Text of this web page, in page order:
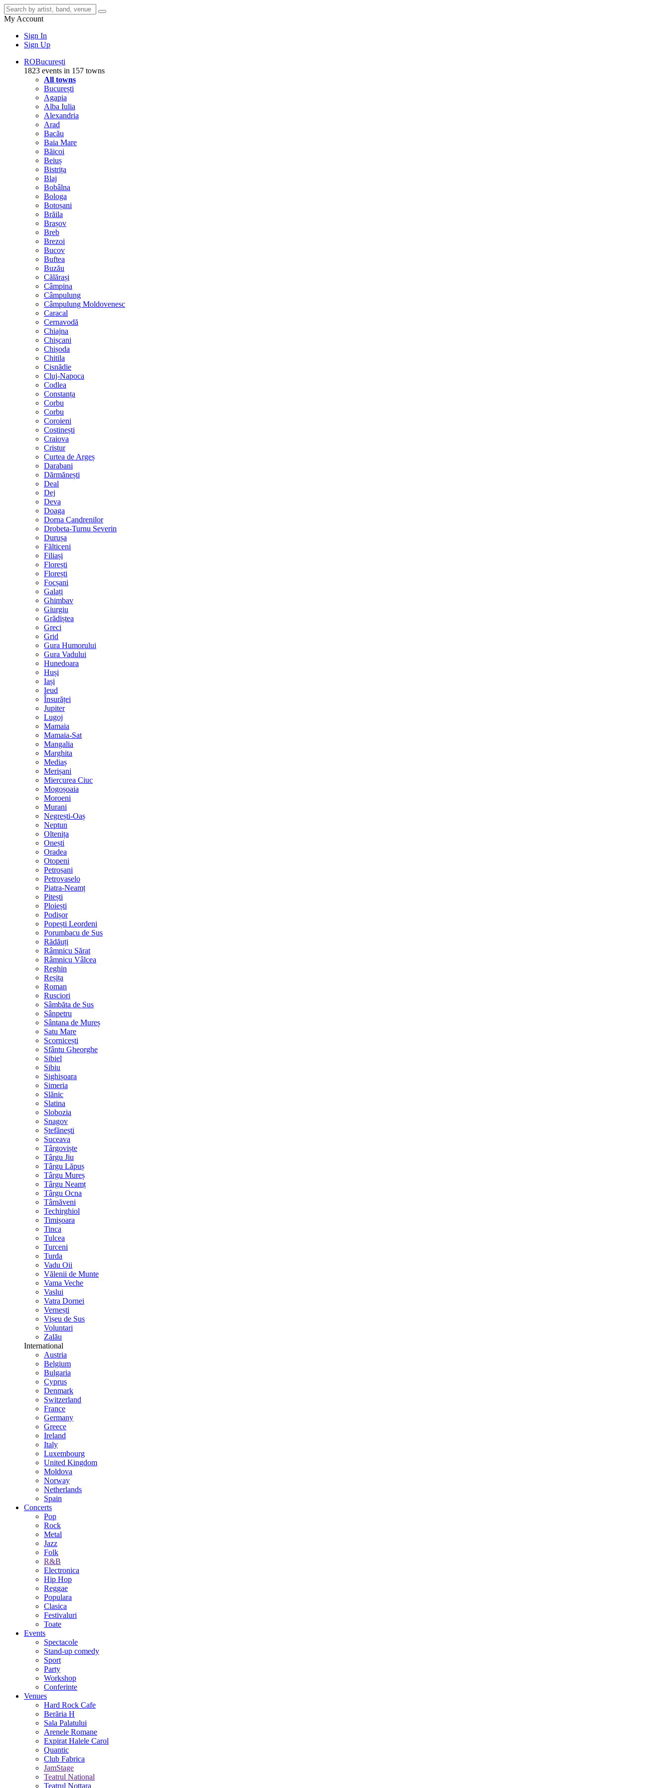
My Account
Sign In
Sign Up
ROBucurești
1823 events in 157 towns
All towns
București
Agapia
Alba Iulia
Alexandria
Arad
Bacău
Baia Mare
Băicoi
Beiuș
Bistrița
Blaj
Bobâlna
Bologa
Botoșani
Brăila
Brașov
Breb
Brezoi
Bucov
Buftea
Buzău
Călărași
Câmpina
Câmpulung
Câmpulung Moldovenesc
Caracal
Cernavodă
Chiajna
Chișcani
Chișoda
Chitila
Cisnădie
Cluj-Napoca
Codlea
Constanța
Corbu
Corbu
Coroieni
Costinești
Craiova
Cristur
Curtea de Argeș
Darabani
Dărmănești
Deal
Dej
Deva
Doaga
Dorna Candrenilor
Drobeta-Turnu Severin
Durușa
Fălticeni
Filiași
Florești
Florești
Focșani
Galați
Ghimbav
Giurgiu
Grădiștea
Greci
Grid
Gura Humorului
Gura Vadului
Hunedoara
Huși
Iași
Ieud
Însurăței
Jupiter
Lugoj
Mamaia
Mamaia-Sat
Mangalia
Marghita
Mediaș
Merișani
Miercurea Ciuc
Mogoșoaia
Moroeni
Murani
Negrești-Oaș
Neptun
Oltenița
Onești
Oradea
Otopeni
Petroșani
Petrovaselo
Piatra-Neamț
Pitești
Ploiești
Podișor
Popești Leordeni
Porumbacu de Sus
Rădăuți
Râmnicu Sărat
Râmnicu Vâlcea
Reghin
Reșița
Roman
Rusciori
Sâmbăta de Sus
Sânpetru
Sântana de Mureș
Satu Mare
Scornicești
Sfântu Gheorghe
Sibiel
Sibiu
Sighișoara
Simeria
Slănic
Slatina
Slobozia
Snagov
Ștefănești
Suceava
Târgoviște
Târgu Jiu
Târgu Lăpuș
Târgu Mureș
Târgu Neamț
Târgu Ocna
Târnăveni
Techirghiol
Timișoara
Tinca
Tulcea
Turceni
Turda
Vadu Oii
Vălenii de Munte
Vama Veche
Vaslui
Vatra Dornei
Vernești
Vișeu de Sus
Voluntari
Zalău
International
Austria
Belgium
Bulgaria
Cyprus
Denmark
Switzerland
France
Germany
Greece
Ireland
Italy
Luxembourg
United Kingdom
Moldova
Norway
Netherlands
Spain
Concerts
Pop
Rock
Metal
Jazz
Folk
R&B
Electronica
Hip Hop
Reggae
Populara
Clasica
Festivaluri
Toate
Events
Spectacole
Stand-up comedy
Sport
Party
Workshop
Conferinte
Venues
Hard Rock Cafe
Berăria H
Sala Palatului
Arenele Romane
Expirat Halele Carol
Quantic
Club Fabrica
JamStage
Teatrul National
Teatrul Nottara